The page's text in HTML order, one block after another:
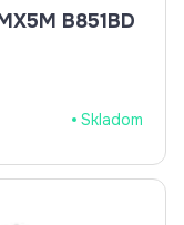
B851BD
Skladom